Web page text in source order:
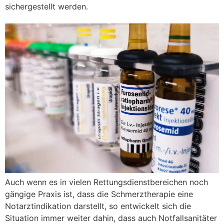
sichergestellt werden.
Auch wenn es in vielen Rettungsdienstbereichen noch
gängige Praxis ist, dass die Schmerztherapie eine
Notarztindikation darstellt, so entwickelt sich die
Situation immer weiter dahin, dass auch Notfallsanitäter